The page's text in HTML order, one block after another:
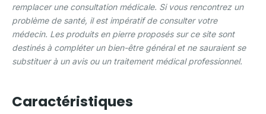
remplacer une consultation médicale. Si vous rencontrez un
problème de santé, il est impératif de consulter votre
médecin. Les produits en pierre proposés sur ce site sont
destinés à compléter un bien-être général et ne sauraient se
substituer à un avis ou un traitement médical professionnel.
Caractéristiques